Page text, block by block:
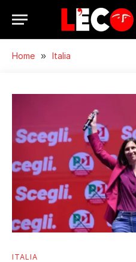
Home » Italia
ITALIA